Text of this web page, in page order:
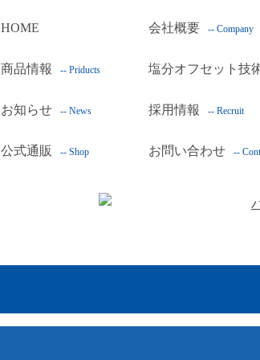
HOME 会社概要 -- Company
商品情報 -- Priducts 塩分オフセット技
お知らせ -- News 採用情報 -- Recruit
公式通販 -- Shop お問い合わせ --